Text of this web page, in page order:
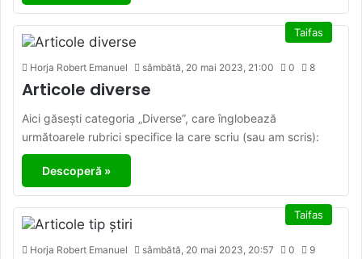
Taifas
Horja Robert Emanuel sâmbătă, 20 mai 2023, 21:00 0 8
Articole diverse
Aici găsești categoria „Diverse”, care înglobează
următoarele rubrici specifice la care scriu (sau am scris):
Descoperă »
Taifas
Horja Robert Emanuel sâmbătă, 20 mai 2023, 20:57 0 9